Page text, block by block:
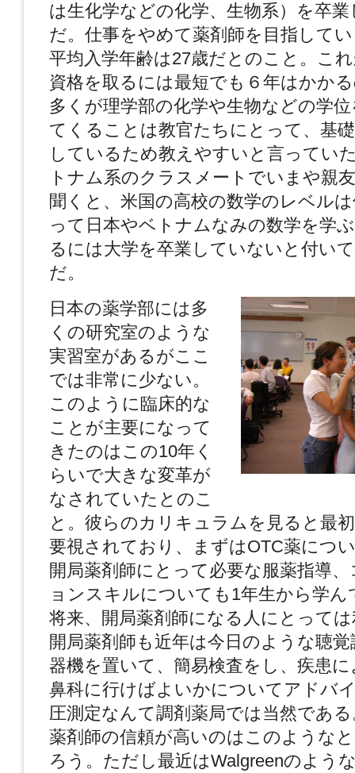
は生化学などの化学、生物系）を卒
だ。仕事をやめて薬剤師を目指して
平均入学年齢は27歳だとのこと。こ
資格を取るには最短でも６年はかか
多くが理学部の化学や生物などの学
てくることは教官たちにとって、基
しているため教えやすいと言ってい
トナム系のクラスメートでいまや親
聞くと、米国の高校の数学のレベル
って日本やベトナムなみの数学を学
るには大学を卒業していないと付い
だ。
日本の薬学部には多
くの研究室のような
実習室があるがここ
では非常に少ない。
このように臨床的な
ことが主要になって
きたのはこの10年く
らいで大きな変革が
なされていたとのこ
と。彼らのカリキュラムを見ると最
要視されており、まずはOTC薬につ
開局薬剤師にとって必要な服薬指導
ョンスキルについても1年生から学
将来、開局薬剤師になる人にとって
開局薬剤師も近年は今日のような聴
器機を置いて、簡易検査をし、疾患
鼻科に行けばよいかについてアドバ
圧測定なんて調剤薬局では当然であ
薬剤師の信頼が高いのはこのような
ろう。ただし最近はWalgreenのよう